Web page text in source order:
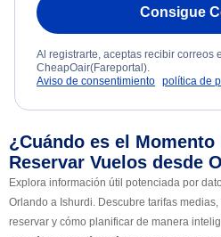
Consigue
Al registrarte, aceptas recibir correos
CheapOair(Fareportal).
Aviso de consentimiento política de
¿Cuándo es el Momento
Reservar Vuelos desde
Explora información útil potenciada por
Orlando a Ishurdi. Descubre tarifas
reservar y cómo planificar de manera